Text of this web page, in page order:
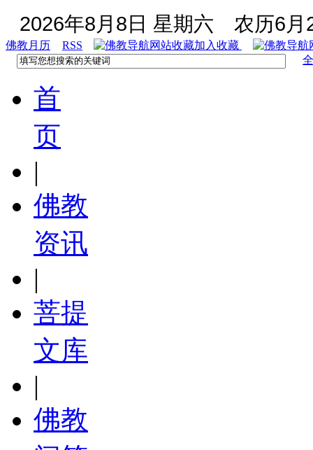
2026年8月8日 星期六 农历6月
佛教月历 RSS
加入收藏
首
页
|
佛教
资讯
|
菩提
文库
|
佛教